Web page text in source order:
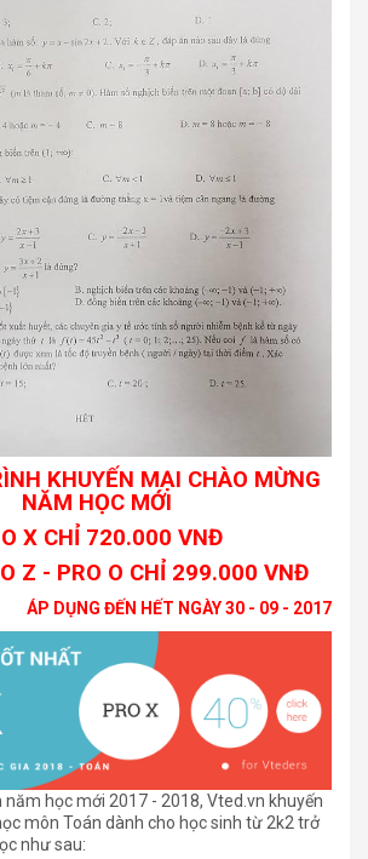
KHUYẾN MẠI CHÀO MỪNG
NĂM HỌC MỚI
X CHỈ 720.000 VNĐ
Z - PRO O CHỈ 299.000 VNĐ
ÁP DỤNG ĐẾN HẾT NGÀY 30 - 09 - 2017
năm học mới 2017 - 2018, Vted.vn khuyến
môn Toán dành cho học sinh từ 2k2 trở
như sau: